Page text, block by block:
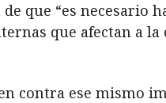
que “es necesario
que afectan a
contra ese mismo